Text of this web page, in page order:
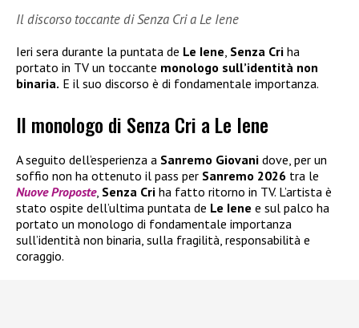
Il discorso toccante di Senza Cri a Le Iene
Ieri sera durante la puntata de Le Iene, Senza Cri ha
portato in TV un toccante monologo sull’identità non
binaria. E il suo discorso è di fondamentale importanza.
Il monologo di Senza Cri a Le Iene
A seguito dell’esperienza a Sanremo Giovani dove, per un
soffio non ha ottenuto il pass per Sanremo 2026 tra le
Nuove Proposte, Senza Cri ha fatto ritorno in TV. L’artista è
stato ospite dell’ultima puntata de Le Iene e sul palco ha
portato un monologo di fondamentale importanza
sull’identità non binaria, sulla fragilità, responsabilità e
coraggio.